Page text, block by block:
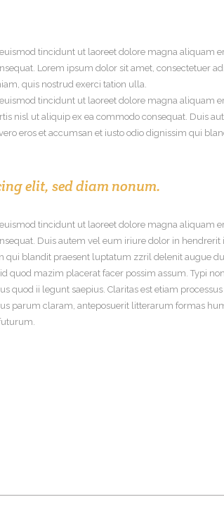
tincidunt ut laoreet dolore magna aliquam
Lorem ipsum dolor sit amet, consectetuer
quis nostrud exerci tation ulla.
tincidunt ut laoreet dolore magna aliquam
nisl ut aliquip ex ea commodo consequat. Duis
eros et accumsan et iusto odio dignissim qui
elit, sed diam nonum.
tincidunt ut laoreet dolore magna aliquam
Duis autem vel eum iriure dolor in
blandit praesent luptatum zzril delenit augue
mazim placerat facer possim assum. Typi
quod ii legunt saepius. Claritas est etiam
parum claram, anteposuerit litterarum formas